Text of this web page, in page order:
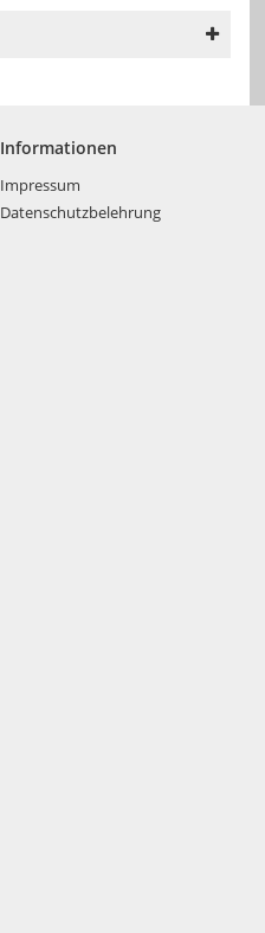
Informationen
Impressum
Datenschutzbelehrung